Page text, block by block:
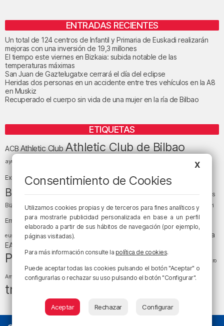
ENTRADAS RECIENTES
Un total de 124 centros de Infantil y Primaria de Euskadi realizarán
mejoras con una inversión de 19,3 millones
El tiempo este viernes en Bizkaia: subida notable de las
temperaturas máximas
San Juan de Gaztelugatxe cerrará el día del eclipse
Heridas dos personas en un accidente entre tres vehículos en la A8
en Muskiz
Recuperado el cuerpo sin vida de una mujer en la ría de Bilbao
ETIQUETAS
ACBAthletic ClubAthletic Club de Bilbao
ayuntamiento de Bilbao BEC (Bilbao
Exhibition Center) BilbaoBilbao Basket Bizkaia
Bizkaia y sus comarcas Copa del Rey cultura Cáritas
Bizkaia
Deusto Diócesis de Bilbao Egunon Bizkaia el tiempo Enkarterri
Ernesto Valverde Ertzaintza Euskadi (País Vasco)
euskera fiestas fútbol LaLiga
LaLiga
EA Sports
Política sociedadsucesos Teatro
Arriaga tiempotiempo atmosféricotráfico
tráfico en Bizkaia
X
Consentimiento de Cookies
Utilizamos cookies propias y de terceros para fines analíticos y
para mostrarle publicidad personalizada en base a un perfil
elaborado a partir de sus hábitos de navegación (por ejemplo,
páginas visitadas).
Para más información consulte la política de cookies.
Puede aceptar todas las cookies pulsando el botón "Aceptar" o
configurarlas o rechazar su uso pulsando el botón "Configurar".
Aceptar Rechazar Configurar